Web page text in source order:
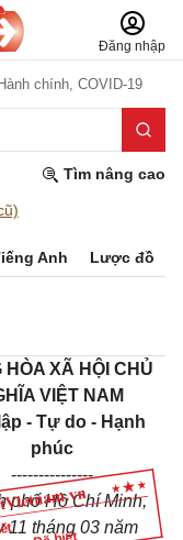
Đăng nhập
Hành chính, COVID-19
Tìm nâng cao
Anh Lược đồ
HÒA XÃ HỘI CHỦ
VIỆT NAM
- Tự do - Hạnh
phúc
---------------
phố Hồ Chí Minh,
11 tháng 03 năm